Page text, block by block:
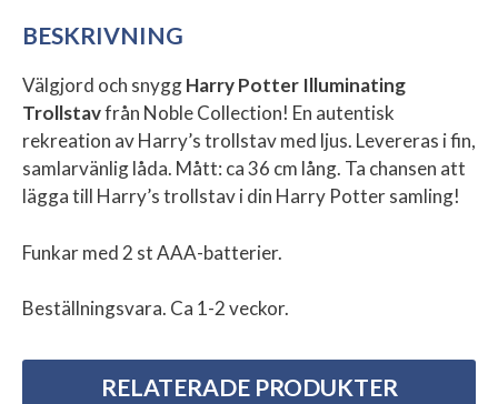
BESKRIVNING
Välgjord och snyggHarry Potter Illuminating
Trollstavfrån Noble Collection! En autentisk
rekreation av Harry’s trollstav med ljus. Levereras i fin,
samlarvänlig låda. Mått: ca 36 cm lång. Ta chansen att
lägga till Harry’s trollstav i din Harry Potter samling!
Funkar med 2 st AAA-batterier.
Beställningsvara. Ca 1-2 veckor.
RELATERADE PRODUKTER